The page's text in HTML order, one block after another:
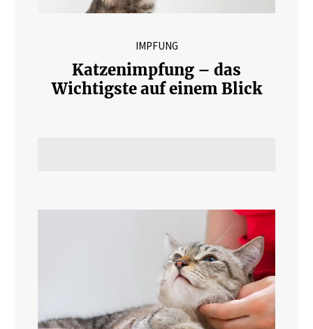
IMPFUNG
Katzenimpfung – das
Wichtigste auf einem Blick